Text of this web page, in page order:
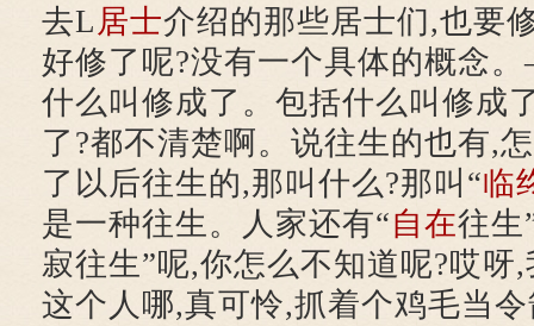
去L 居士介绍的那些居士们,也要
好修了呢?没有一个具体的概念
什么叫修成了。包括什么叫修成
了?都不清楚啊。说往生的也有,
了以后往生的,那叫什么?那叫“临
是一种往生。人家还有“自在往生
寂往生”呢,你怎么不知道呢?哎呀
这个人哪,真可怜,抓着个鸡毛当